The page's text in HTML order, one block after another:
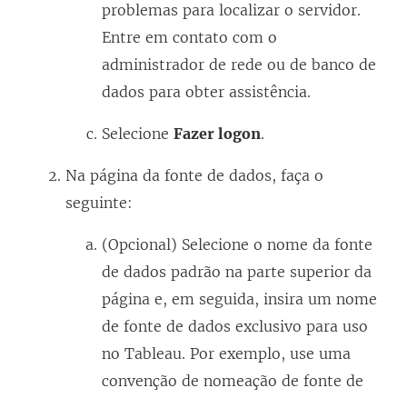
problemas para localizar o servidor.
Entre em contato com o
administrador de rede ou de banco de
dados para obter assistência.
Selecione Fazer logon.
Na página da fonte de dados, faça o
seguinte:
(Opcional) Selecione o nome da fonte
de dados padrão na parte superior da
página e, em seguida, insira um nome
de fonte de dados exclusivo para uso
no Tableau. Por exemplo, use uma
convenção de nomeação de fonte de